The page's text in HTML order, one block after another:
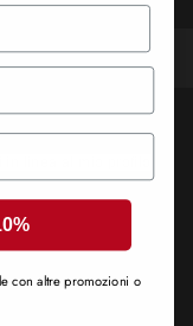
linea al mio profilo
con altre promozioni o